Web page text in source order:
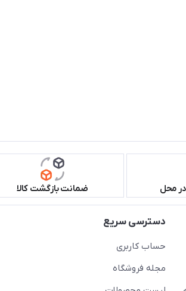
محل ضمانت بازگشت کالا
دسترسی سریع
حساب کاربری
مجله فروشگاه